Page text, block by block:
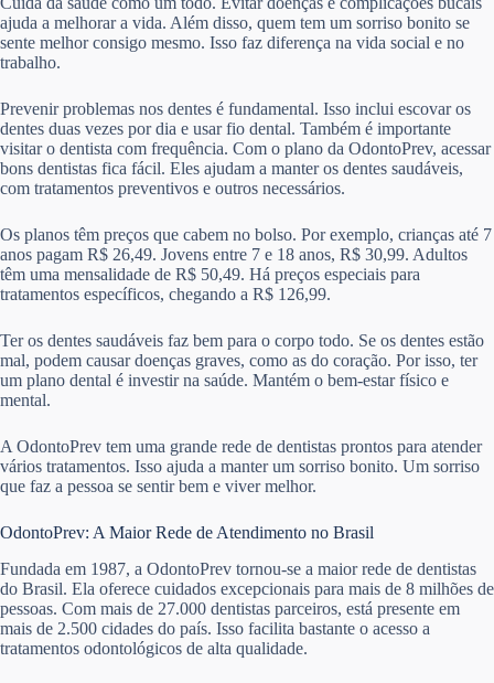
ajuda a melhorar a vida. Além disso, quem tem um sorriso bonito se
sente melhor consigo mesmo. Isso faz diferença na vida social e no
trabalho.
Prevenir problemas nos dentes é fundamental. Isso inclui escovar os
dentes duas vezes por dia e usar fio dental. Também é importante
visitar o dentista com frequência. Com o plano da OdontoPrev, acessar
bons dentistas fica fácil. Eles ajudam a manter os dentes saudáveis,
com tratamentos preventivos e outros necessários.
Os planos têm preços que cabem no bolso. Por exemplo, crianças até 7
anos pagam R$ 26,49. Jovens entre 7 e 18 anos, R$ 30,99. Adultos
têm uma mensalidade de R$ 50,49. Há preços especiais para
tratamentos específicos, chegando a R$ 126,99.
Ter os dentes saudáveis faz bem para o corpo todo. Se os dentes estão
mal, podem causar doenças graves, como as do coração. Por isso, ter
um plano dental é investir na saúde. Mantém o bem-estar físico e
mental.
A OdontoPrev tem uma grande rede de dentistas prontos para atender
vários tratamentos. Isso ajuda a manter um sorriso bonito. Um sorriso
que faz a pessoa se sentir bem e viver melhor.
OdontoPrev: A Maior Rede de Atendimento no Brasil
Fundada em 1987, a OdontoPrev tornou-se a maior rede de dentistas
do Brasil. Ela oferece cuidados excepcionais para mais de 8 milhões de
pessoas. Com mais de 27.000 dentistas parceiros, está presente em
mais de 2.500 cidades do país. Isso facilita bastante o acesso a
tratamentos odontológicos de alta qualidade.